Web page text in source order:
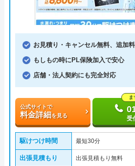
お見積り・キャンセル無料、追加
もしもの時にPL保険加入で安心
店舗・法人契約にも完全対応
公式サイトで
料金詳細を見る
ま
受
駆けつけ時間 最短30分
出張見積もり 出張見積もり無料